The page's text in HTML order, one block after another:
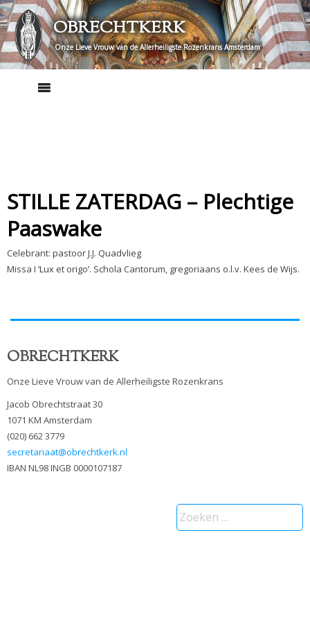
Skip
to
content
OBRECHTKERK
Onze Lieve Vrouw van de Allerheiligste Rozenkrans Amsterdam
STILLE ZATERDAG – Plechtige
Paaswake
Celebrant: pastoor J.J. Quadvlieg
Missa I ‘Lux et origo’. Schola Cantorum, gregoriaans o.l.v. Kees de Wijs.
OBRECHTKERK
Onze Lieve Vrouw van de Allerheiligste Rozenkrans
Jacob Obrechtstraat 30
1071 KM Amsterdam
(020) 662 3779
secretariaat@obrechtkerk.nl
IBAN NL98 INGB 0000107187
Zoeken
naar: